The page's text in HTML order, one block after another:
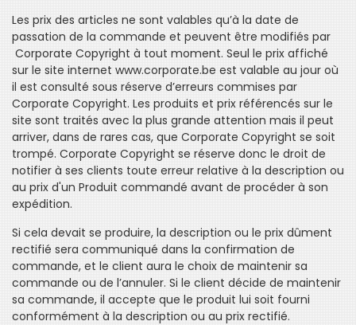
Les prix des articles ne sont valables qu’à la date de
passation de la commande et peuvent être modifiés par
Corporate Copyright à tout moment. Seul le prix affiché
sur le site internet www.corporate.be est valable au jour où
il est consulté sous réserve d’erreurs commises par
Corporate Copyright. Les produits et prix référencés sur le
site sont traités avec la plus grande attention mais il peut
arriver, dans de rares cas, que Corporate Copyright se soit
trompé. Corporate Copyright se réserve donc le droit de
notifier à ses clients toute erreur relative à la description ou
au prix d'un Produit commandé avant de procéder à son
expédition.
Si cela devait se produire, la description ou le prix dûment
rectifié sera communiqué dans la confirmation de
commande, et le client aura le choix de maintenir sa
commande ou de l’annuler. Si le client décide de maintenir
sa commande, il accepte que le produit lui soit fourni
conformément à la description ou au prix rectifié.